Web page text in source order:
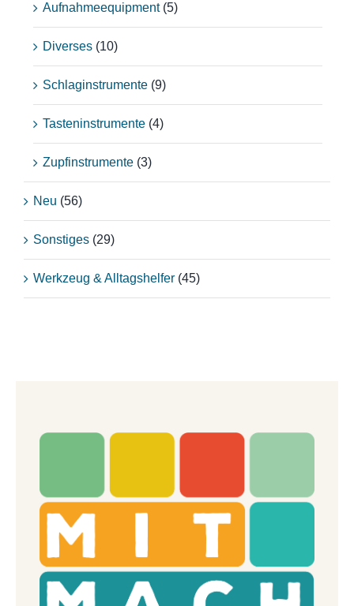
Aufnahmeequipment (5)
Diverses (10)
Schlaginstrumente (9)
Tasteninstrumente (4)
Zupfinstrumente (3)
Neu (56)
Sonstiges (29)
Werkzeug & Alltagshelfer (45)